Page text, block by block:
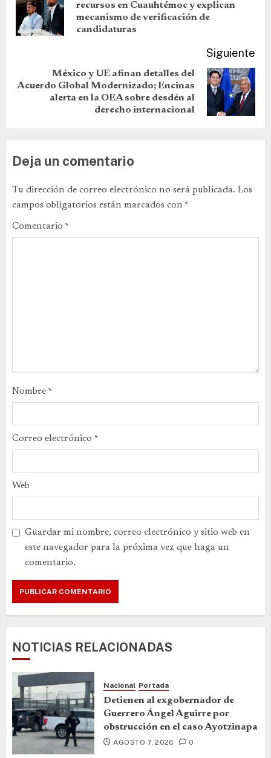
recursos en Cuauhtémoc y explican
mecanismo de verificación de
candidaturas
Siguiente
México y UE afinan detalles del
Acuerdo Global Modernizado; Encinas
alerta en la OEA sobre desdén al
derecho internacional
Deja un comentario
Tu dirección de correo electrónico no será publicada. Los
campos obligatorios están marcados con *
Comentario *
Nombre *
Correo electrónico *
Web
Guardar mi nombre, correo electrónico y sitio web en
este navegador para la próxima vez que haga un
comentario.
NOTICIAS RELACIONADAS
Nacional Portada
Detienen al exgobernador de
Guerrero Ángel Aguirre por
obstrucción en el caso Ayotzinapa
AGOSTO 7, 2026 0